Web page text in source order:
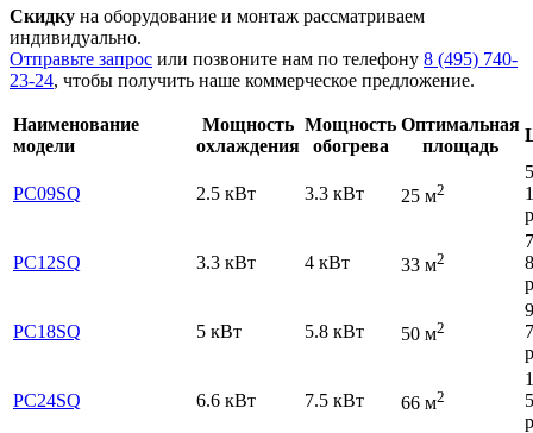
Скидку на оборудование и монтаж рассматриваем
индивидуально.
Отправьте запрос или позвоните нам по телефону 8 (495) 740-
23-24, чтобы получить наше коммерческое предложение.
Наименование
модели
Мощность
охлаждения
Мощность
обогрева
Оптимальная
площадь
PC09SQ 2.5 кВт 3.3 кВт 25 м2
PC12SQ 3.3 кВт 4 кВт 33 м2
PC18SQ 5 кВт 5.8 кВт 50 м2
PC24SQ 6.6 кВт 7.5 кВт 66 м2